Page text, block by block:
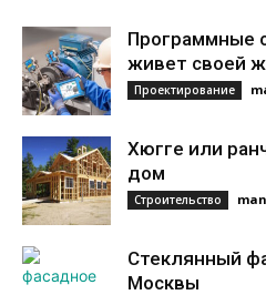
Программные
живет своей
Проектирование
Хюгге или
дом
Строительство
Стеклянный
Москвы